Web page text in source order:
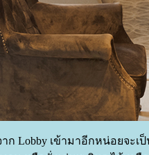
าก Lobby เข้ามาอีกหน่อยจะ